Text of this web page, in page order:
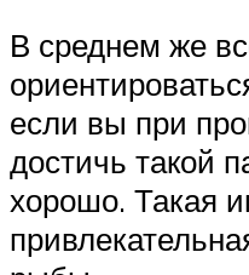
В среднем же
если вы при
достичь такой
хорошо. Такая